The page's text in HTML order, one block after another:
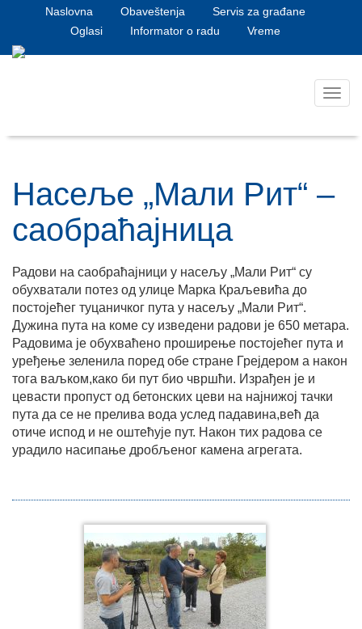
Naslovna Obaveštenja
Servis za građane
Oglasi
Informator o radu Vreme
Насеље „Мали Рит“ –
саобраћајница
Радови на саобраћајници у насељу „Мали Рит“ су
обухватали потез од улице Марка Краљевића до
постојећег туцаничког пута у насељу „Мали Рит“.
Дужина пута на коме су изведени радови је 650 метара.
Радовима је обухваћено проширење постојећег пута и
уређење зеленила поред обе стране Грејдером а након
тога ваљком,како би пут био чвршћи. Израђен је и
цевасти пропуст од бетонских цеви на најнижој тачки
пута да се не прелива вода услед падавина,већ да
отиче испод и не оштећује пут. Након тих радова се
урадило насипање дробљеног камена агрегата.